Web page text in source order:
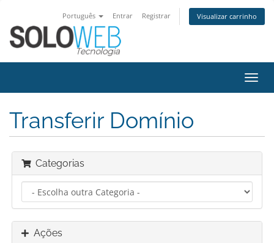
Português Entrar Registrar Visualizar carrinho
Transferir Domínio
Categorias
Ações